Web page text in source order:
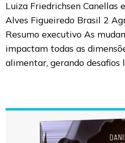
Luiza Friedrichsen Canellas
Alves Figueiredo Brasil 2
Resumo executivo As
impactam todas as
alimentar, gerando desafios